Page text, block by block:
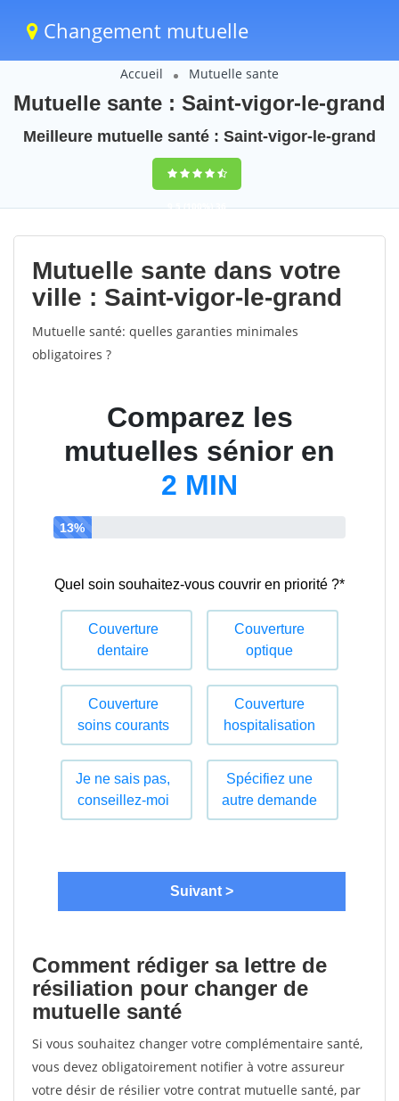
Changement mutuelle
Accueil Mutuelle sante
Mutuelle sante : Saint-vigor-le-grand
Meilleure mutuelle santé : Saint-vigor-le-grand
9,5(100%)36
votes
Mutuelle sante dans votre
ville : Saint-vigor-le-grand
Mutuelle santé: quelles garanties minimales
obligatoires ?
Comment rédiger sa lettre de
résiliation pour changer de
mutuelle santé
Si vous souhaitez changer votre complémentaire santé,
vous devez obligatoirement notifier à votre assureur
votre désir de résilier votre contrat mutuelle santé, par